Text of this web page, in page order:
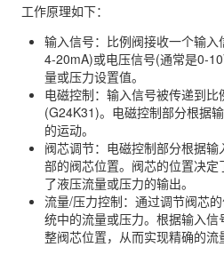
工作原理如下：
输入信号：比例阀接收一个输
4-20mA)或电压信号(通常是0-
量或压力设置值。
电磁控制：输入信号被传递到
(G24K31)。电磁控制部分根据
的运动。
阀芯调节：电磁控制部分根据
部的阀芯位置。阀芯的位置决
了液压流量或压力的输出。
流量/压力控制：通过调节阀芯
统中的流量或压力。根据输入
整阀芯位置，从而实现精确的流